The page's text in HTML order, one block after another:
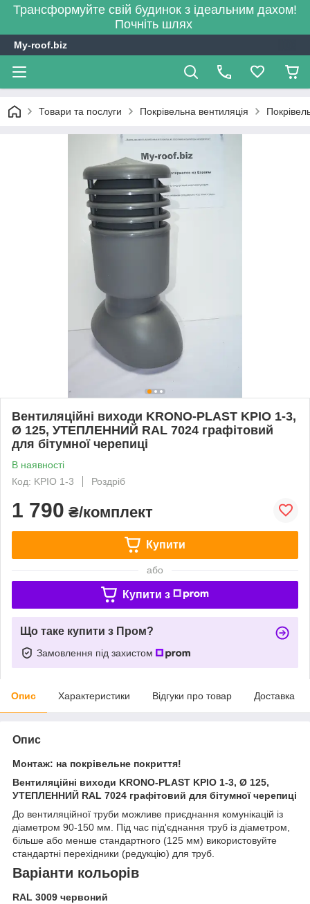
Трансформуйте свій будинок з ідеальним дахом!
Почніть шлях
My-roof.biz
Товари та послуги Покрівельна вентиляція
Вентиляційні виходи KRONO-PLAST KPIO 1-3,
Ø 125, УТЕПЛЕННИЙ RAL 7024 графітовий
для бітумної черепиці
В наявності
Код: KPIO 1-3
Роздріб
1 790 ₴/комплект
Купити
або
Купити з
Що таке купити з Пром?
Замовлення під захистом
Опис Характеристики Відгуки про товар Доставка
Опис
Монтаж: на покрівельне покриття!
Вентиляційні виходи KRONO-PLAST KPIO 1-3, Ø 125,
УТЕПЛЕННИЙ RAL 7024 графітовий для бітумної черепиці
До вентиляційної труби можливе приєднання комунікацій із
діаметром 90-150 мм. Під час під'єднання труб із діаметром,
більше або менше стандартного (125 мм) використовуйте
стандартні перехідники (редукцію) для труб.
Варіанти кольорів
RAL 3009 червоний